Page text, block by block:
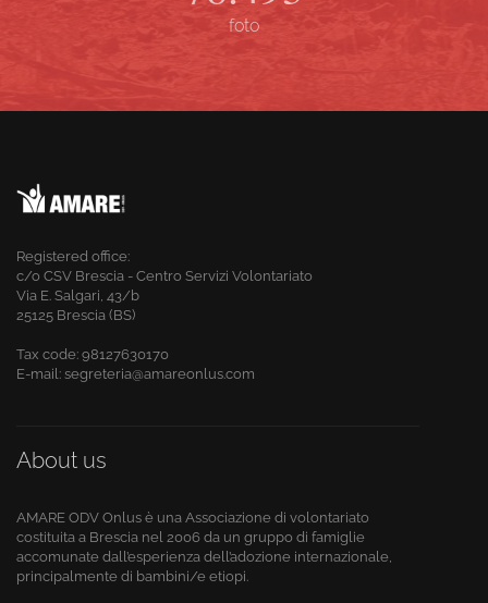
foto
Registered office:
c/o CSV Brescia - Centro Servizi Volontariato
Via E. Salgari, 43/b
25125 Brescia (BS)
Tax code: 98127630170
E-mail: segreteria@amareonlus.com
About us
AMARE ODV Onlus è una Associazione di volontariato
costituita a Brescia nel 2006 da un gruppo di famiglie
accomunate dall’esperienza dell’adozione internazionale,
principalmente di bambini/e etiopi.